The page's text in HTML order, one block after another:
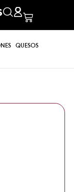
QUESOS